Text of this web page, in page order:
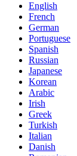
English
French
German
Portuguese
Spanish
Russian
Japanese
Korean
Arabic
Irish
Greek
Turkish
Italian
Danish